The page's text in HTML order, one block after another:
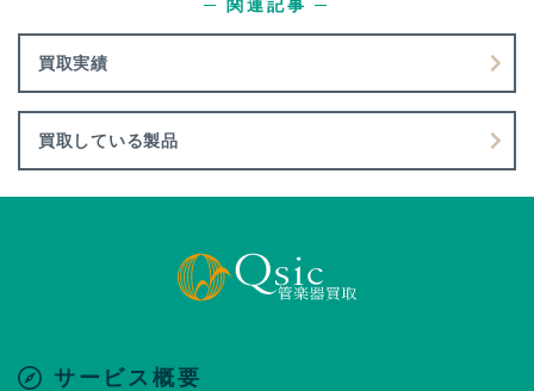
買取実績
─ 関連記事 ─
買取している製品
サービス概要